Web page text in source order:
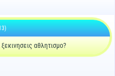
αθλητισμο?